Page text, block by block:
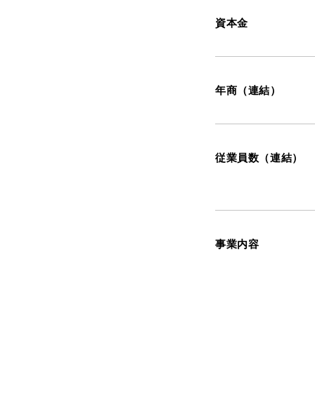
資本金
年商（連結）
従業員数（連結）
事業内容